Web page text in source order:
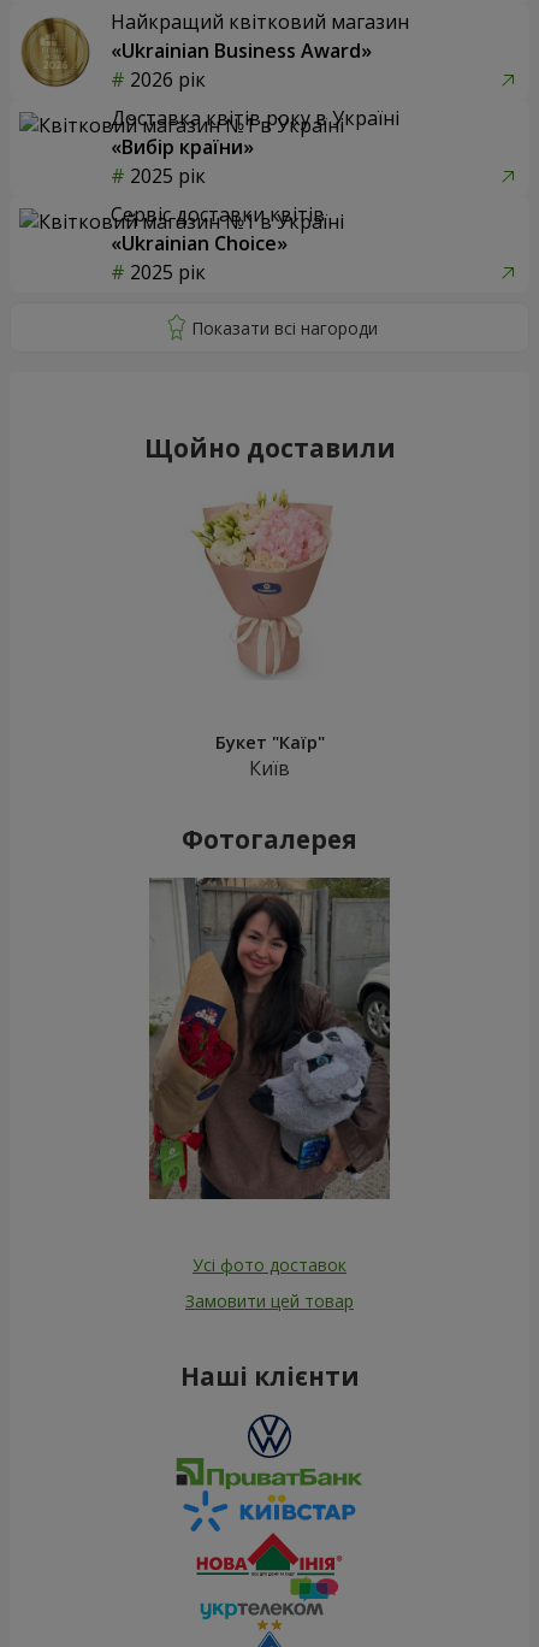
Найкращий квітковий магазин
«Ukrainian Business Award»
2026 рік
Доставка квітів року в Україні
«Вибір країни»
2025 рік
Сервіс доставки квітів
«Ukrainian Choice»
2025 рік
Щойно доставили
Букет "Каїр"
Київ
Фотогалерея
Усі фото доставок
Замовити цей товар
Наші клієнти